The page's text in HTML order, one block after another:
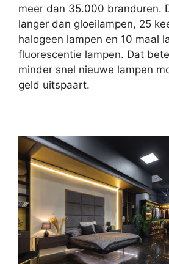
meer dan 35.000 branduren.
langer dan gloeilampen, 25
halogeen lampen en 10 maal
fluorescentie lampen. Dat
minder snel nieuwe lampen
geld uitspaart.